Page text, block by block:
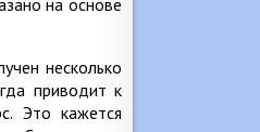
несколько
приводит к
Это кажется